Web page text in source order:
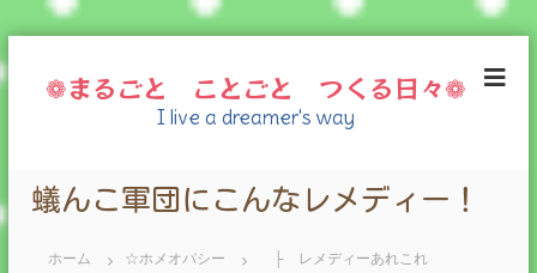
キ
❁まるごと ことごと つくる日々❁
I live a dreamer's way
蟻んこ軍団にこんなレメディー！
ホーム ☆ホメオパシー
├ レメディーあれこれ